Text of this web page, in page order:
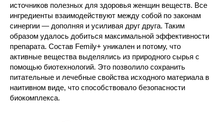
источников полезных для здоровья женщин веществ. Все
ингредиенты взаимодействуют между собой по законам
синергии — дополняя и усиливая друг друга. Таким
образом удалось добиться максимальной эффективности
препарата. Состав Femily+ уникален и потому, что
активные вещества выделялись из природного сырья с
помощью биотехнологий. Это позволило сохранить
питательные и лечебные свойства исходного материала в
наитивном виде, что способствовало безопасности
биокомплекса.